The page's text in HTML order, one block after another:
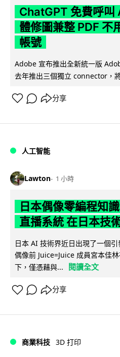
ChatGPT 免費呼叫
體修圖兼整 PDF 不
帳號
Adobe 宣布推出全新統一版
去年推出三個獨立 connector，
分享
人工智能
Lawton 1 小時
日本偶像零編程知
直播系統 在日本技
日本 AI 技術界近日出現了一個
偶像前 Juice=Juice 成員宮本佳
下，僅憑藉與...
閱讀全文
分享
商業科技 3D 打印